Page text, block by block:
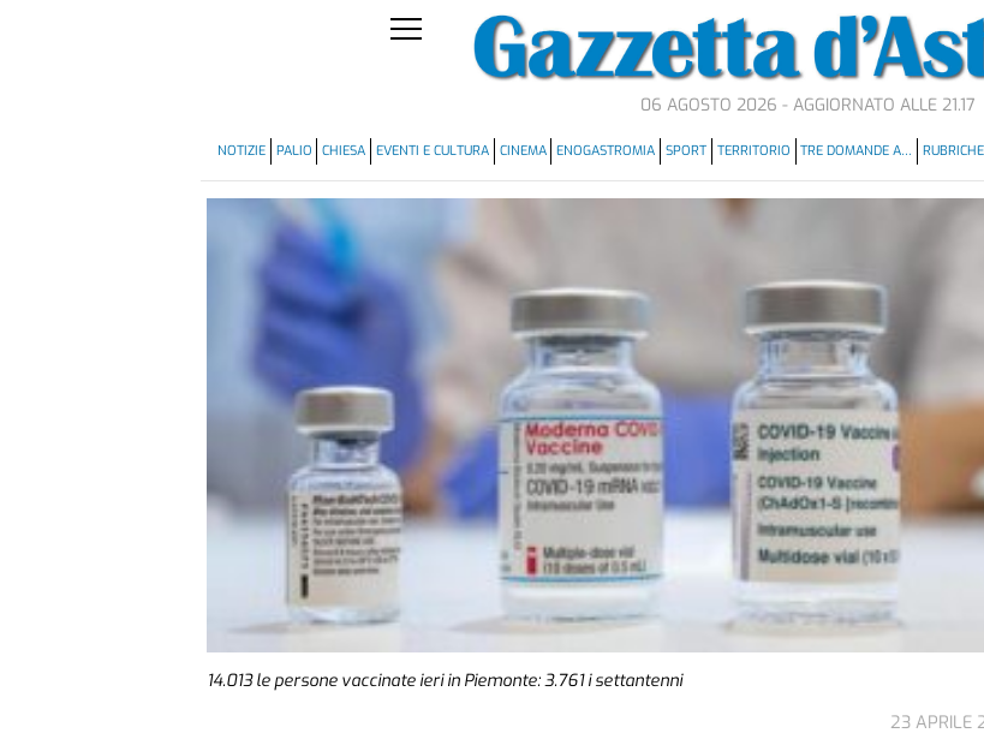
06 AGOSTO 2026 - AGGIORNATO ALLE 21.17
NOTIZIE PALIO CHIESA EVENTI E CULTURA CINEMA ENOGASTROMIA SPORT TERRITORIO TRE DOMANDE A…
14.013 le persone vaccinate ieri in Piemonte: 3.761 i settantenni
23 APRILE